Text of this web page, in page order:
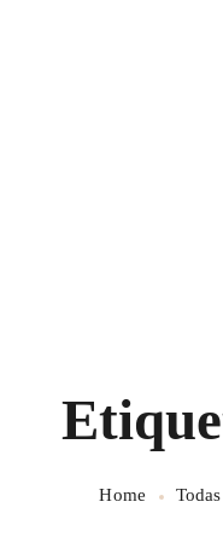
Home